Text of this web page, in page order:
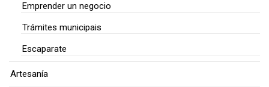
Emprender un negocio
Trámites municipais
Escaparate
Artesanía